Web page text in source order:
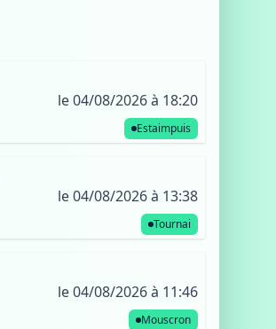
le 04/08/2026 à 18:20
Estaimpuis
le 04/08/2026 à 13:38
Tournai
le 04/08/2026 à 11:46
Mouscron